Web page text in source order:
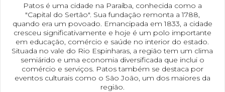
Patos é uma cidade na Paraíba, conhecida como a
"Capital do Sertão". Sua fundação remonta a 1788,
quando era um povoado. Emancipada em 1833, a cidade
cresceu significativamente e hoje é um polo importante
em educação, comércio e saúde no interior do estado.
Situada no vale do Rio Espinharas, a região tem um clima
semiárido e uma economia diversificada que inclui o
comércio e serviços. Patos também se destaca por
eventos culturais como o São João, um dos maiores da
região.